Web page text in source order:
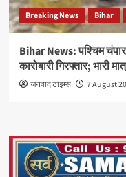
Breaking News Bihar
Bihar News: पश्चिम
कारोबारी गिरफ्तार; भारी
जनवाद टाइम्स 7 August